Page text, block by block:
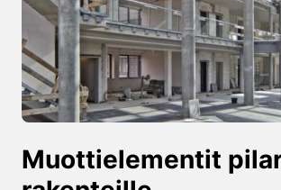
Muottielementit